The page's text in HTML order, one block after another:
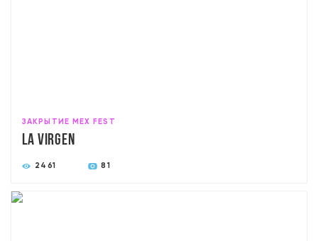
ЗАКРЫТИЕ MEX FEST
La Virgen
2461 81